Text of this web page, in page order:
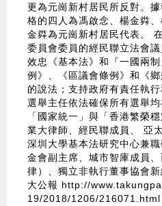
更為元崗新村居民所反對。
格的四人為馮啟念、楊金粦
金粦為元崗新村居民代表。
委員會委員的經民聯立法會
效忠《基本法》和『一國兩
例》、《區議會條例》和《鄉
的說法；支持政府有責任執
選舉主任依法確保所有選舉
「國家統一」與「香港繁榮
業大律師、經民聯成員、 亞
深圳大學基本法研究中心兼
金會副主席、城市智庫成員
律）、獨立非執行董事協會
大公報 http://
19/2018/1206/216071.html